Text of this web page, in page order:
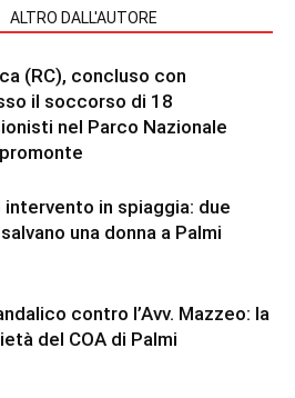
ALTRO DALL'AUTORE
(RC), concluso con
il soccorso di 18
nel Parco Nazionale
intervento in spiaggia: due
una donna a Palmi
contro l’Avv. Mazzeo: la
del COA di Palmi